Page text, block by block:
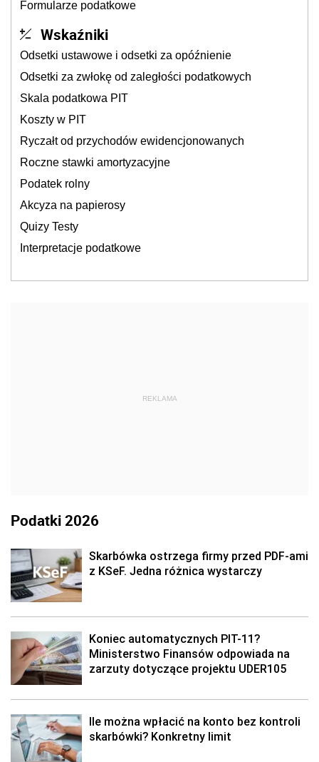
Formularze podatkowe
Wskaźniki
Odsetki ustawowe i odsetki za opóźnienie
Odsetki za zwłokę od zaległości podatkowych
Skala podatkowa PIT
Koszty w PIT
Ryczałt od przychodów ewidencjonowanych
Roczne stawki amortyzacyjne
Podatek rolny
Akcyza na papierosy
Quizy Testy
Interpretacje podatkowe
REKLAMA
Podatki 2026
Skarbówka ostrzega firmy przed PDF-ami
z KSeF. Jedna różnica wystarczy
Koniec automatycznych PIT-11?
Ministerstwo Finansów odpowiada na
zarzuty dotyczące projektu UDER105
Ile można wpłacić na konto bez kontroli
skarbówki? Konkretny limit